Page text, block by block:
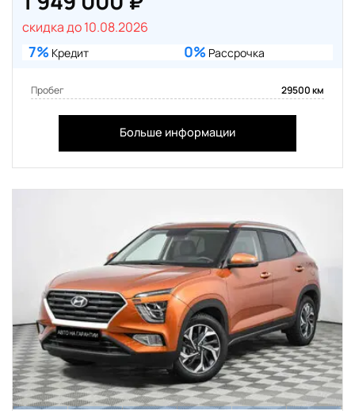
скидка до 10.08.2026
7% Кредит 0% Рассрочка
Пробег 29500 км
Больше информации